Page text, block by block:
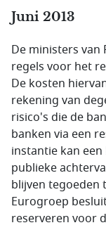
Juni 2013
De ministers van
regels voor het
De kosten
rekening van
risico's die de
banken via een
instantie kan
publieke
blijven tegoeden
Eurogroep
reserveren voor